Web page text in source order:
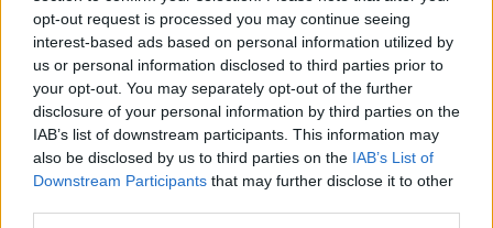
opt-out request is processed you may continue seeing
interest-based ads based on personal information utilized by
us or personal information disclosed to third parties prior to
your opt-out. You may separately opt-out of the further
disclosure of your personal information by third parties on the
IAB’s list of downstream participants. This information may
also be disclosed by us to third parties on the IAB’s List of
Downstream Participants that may further disclose it to other
Pour prolonger le plaisir musical :
Vous aimez chanter, apprenez la guitare chez
Télécharger légalement les MP3 sur
Télécharger légalement les MP3 ou trouver le CD sur
Trouver des vinyles et des CD sur